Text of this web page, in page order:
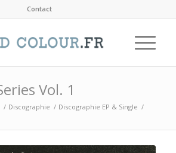
Contact
Vol. 1
/ Discographie / Discographie EP & Single /